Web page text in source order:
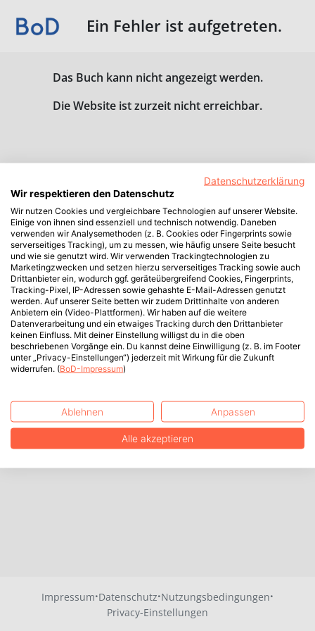
Ein Fehler ist aufgetreten.
Das Buch kann nicht angezeigt werden.
Die Website ist zurzeit nicht erreichbar.
Impressum·Datenschutz·Nutzungsbedingungen·
Privacy-Einstellungen
Datenschutzerklärung
Wir respektieren den Datenschutz
Wir nutzen Cookies und vergleichbare Technologien auf unserer Website.
Einige von ihnen sind essenziell und technisch notwendig. Daneben
verwenden wir Analysemethoden (z. B. Cookies oder Fingerprints sowie
serverseitiges Tracking), um zu messen, wie häufig unsere Seite besucht
und wie sie genutzt wird. Wir verwenden Trackingtechnologien zu
Marketingzwecken und setzen hierzu serverseitiges Tracking sowie auch
Drittanbieter ein, wodurch ggf. geräteübergreifend Cookies, Fingerprints,
Tracking-Pixel, IP-Adressen sowie gehashte E-Mail-Adressen genutzt
werden. Auf unserer Seite betten wir zudem Drittinhalte von anderen
Anbietern ein (Video-Plattformen). Wir haben auf die weitere
Datenverarbeitung und ein etwaiges Tracking durch den Drittanbieter
keinen Einfluss. Mit deiner Einstellung willigst du in die oben
beschriebenen Vorgänge ein. Du kannst deine Einwilligung (z. B. im Footer
unter „Privacy-Einstellungen“) jederzeit mit Wirkung für die Zukunft
widerrufen. (BoD-Impressum)
Ablehnen Anpassen
Alle akzeptieren